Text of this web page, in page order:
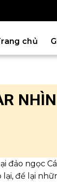
chủ
đảo ngọc
lại, để lại